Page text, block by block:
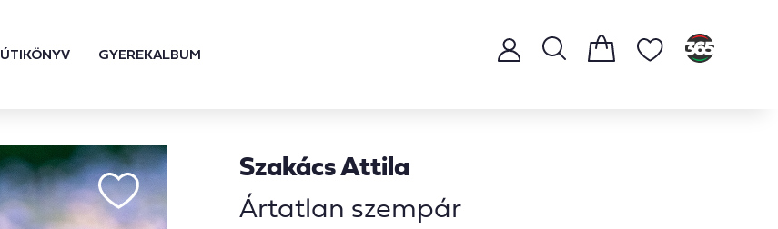
ÚTIKÖNYV GYEREKALBUM
Szakács Attila
Ártatlan szempár